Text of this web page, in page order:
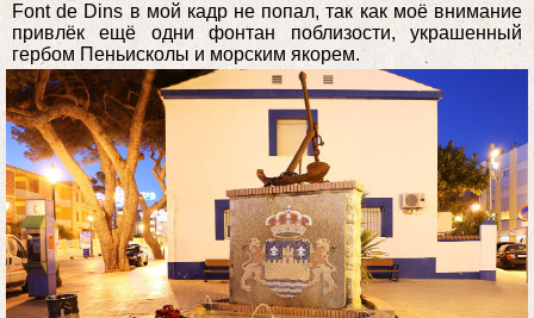
Font de Dins в мой кадр не попал, так как моё внимание
привлёк ещё одни фонтан поблизости, украшенный
гербом Пеньисколы и морским якорем.